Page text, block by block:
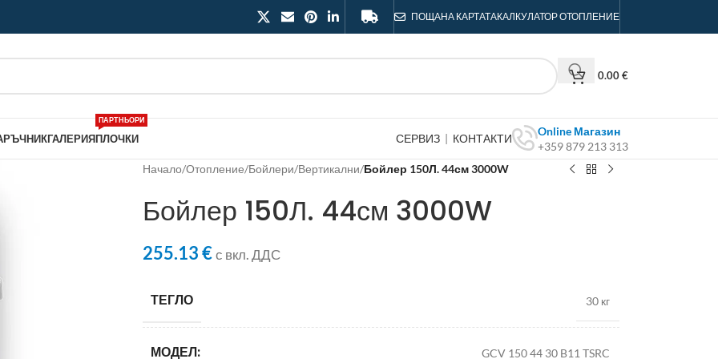
ПОЩАНА КАРТАТАКАЛКУЛАТОР ОТОПЛЕНИЕ
0.00€
ГАЛЕРИЯПЛОЧКИ
ПАРТНЬОРИ
СЕРВИЗ | КОНТАКТИ
Online Магазин
+359 879 213 313
Начало/Отопление/Бойлери/Вертикални/Бойлер 150Л. 44см 3000W
Бойлер 150Л. 44см 3000W
255.13€с вкл. ДДС
ТЕГЛО 30 кг
МОДЕЛ: GCV 150 44 30 B11 TSRC